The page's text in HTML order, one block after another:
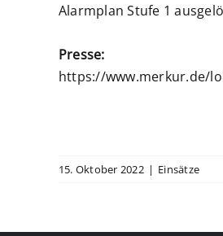
Alarmplan Stufe 1
Presse:
https://www.merkur.de/
15. Oktober 2022 | Einsätze